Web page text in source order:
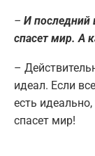
– И последний
спасет мир. А
–
идеал. Если
есть
спасет мир!